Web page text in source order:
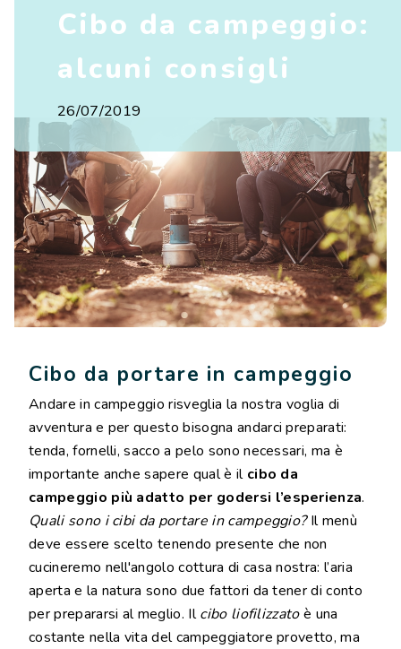
Cibo da campeggio:
alcuni consigli
26/07/2019
Cibo da portare in campeggio
Andare in campeggio risveglia la nostra voglia di
avventura e per questo bisogna andarci preparati:
tenda, fornelli, sacco a pelo sono necessari, ma è
importante anche sapere qual è il cibo da
campeggio più adatto per godersi l’esperienza.
Quali sono i cibi da portare in campeggio?Il menù
deve essere scelto tenendo presente che non
cucineremo nell'angolo cottura di casa nostra: l’aria
aperta e la natura sono due fattori da tener di conto
per prepararsi al meglio. Ilcibo liofilizzatoè una
costante nella vita del campeggiatore provetto, ma